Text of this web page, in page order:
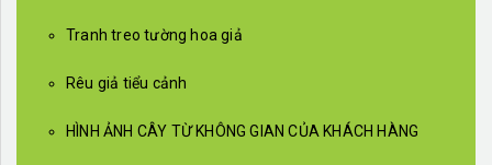
Tranh treo tường hoa giả
Rêu giả tiểu cảnh
HÌNH ẢNH CÂY TỪ KHÔNG GIAN CỦA KHÁCH HÀNG